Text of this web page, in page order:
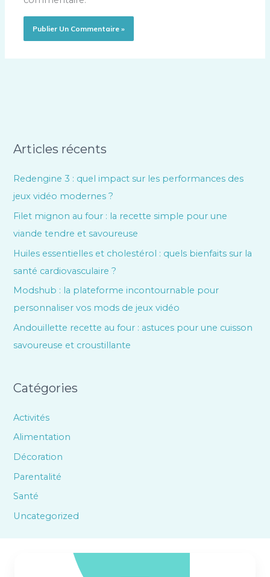
Articles récents
Redengine 3 : quel impact sur les performances des
jeux vidéo modernes ?
Filet mignon au four : la recette simple pour une
viande tendre et savoureuse
Huiles essentielles et cholestérol : quels bienfaits sur la
santé cardiovasculaire ?
Modshub : la plateforme incontournable pour
personnaliser vos mods de jeux vidéo
Andouillette recette au four : astuces pour une cuisson
savoureuse et croustillante
Catégories
Activités
Alimentation
Décoration
Parentalité
Santé
Uncategorized